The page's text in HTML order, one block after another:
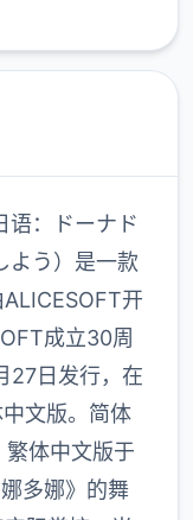
语：ドーナド
よう）是一款
开
成立30周
27日发行，在
文版。简体
体中文版于
多娜》的舞